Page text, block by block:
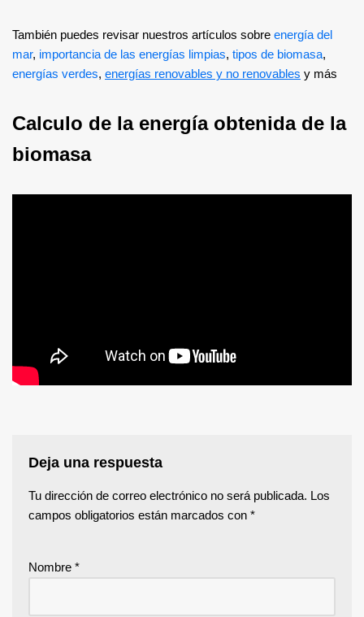
También puedes revisar nuestros artículos sobre energía del
mar, importancia de las energías limpias, tipos de biomasa,
energías verdes, energías renovables y no renovables y más
Calculo de la energía obtenida de la
biomasa
Deja una respuesta
Tu dirección de correo electrónico no será publicada. Los
campos obligatorios están marcados con *
Nombre *